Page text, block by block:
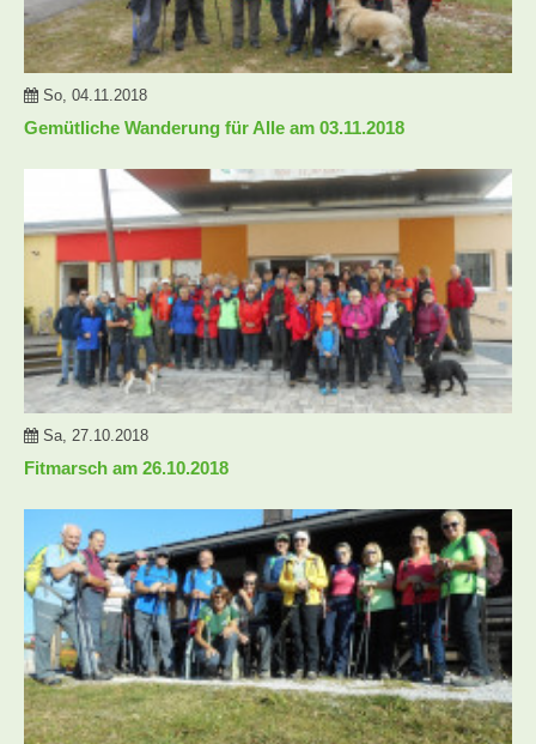
So, 04.11.2018
Gemütliche Wanderung für Alle am 03.11.2018
Sa, 27.10.2018
Fitmarsch am 26.10.2018